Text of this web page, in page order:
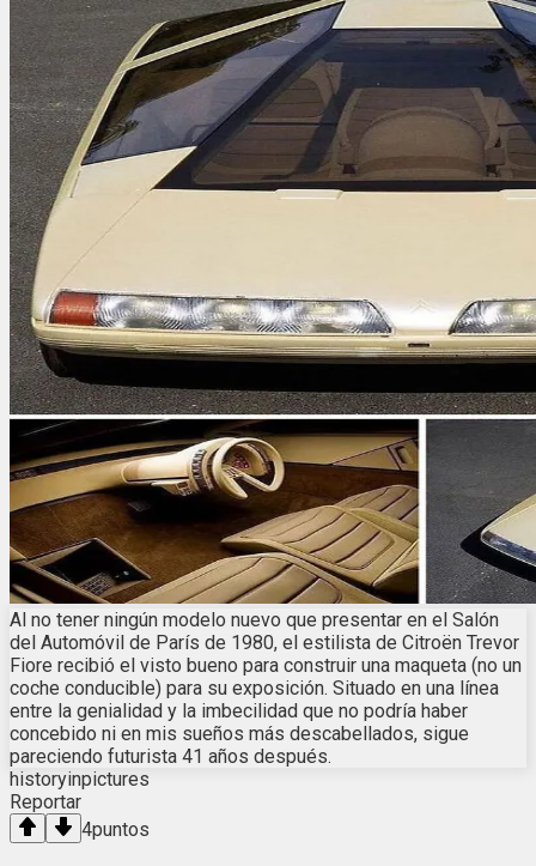
Al no tener ningún modelo nuevo que presentar en el Salón
del Automóvil de París de 1980, el estilista de Citroën Trevor
Fiore recibió el visto bueno para construir una maqueta (no un
coche conducible) para su exposición. Situado en una línea
entre la genialidad y la imbecilidad que no podría haber
concebido ni en mis sueños más descabellados, sigue
pareciendo futurista 41 años después.
historyinpictures
Reportar
4puntos